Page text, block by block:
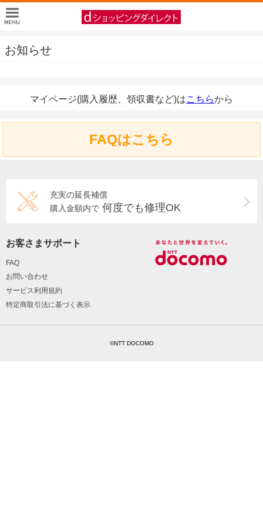
お知らせ
マイページ(購入履歴、領収書など)はこちらから
FAQはこちら
充実の延長補償
購入金額内で 何度でも修理OK
お客さまサポート
FAQ
お問い合わせ
サービス利用規約
特定商取引法に基づく表示
©NTT DOCOMO